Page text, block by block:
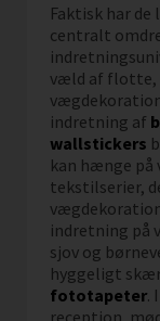
Faktisk har
centralt
væld af flotte,
indretning af
wallstickers
kan hænge på
tekstilserier,
indretning på
sjov og
hyggeligt
fototapeter.
reception,